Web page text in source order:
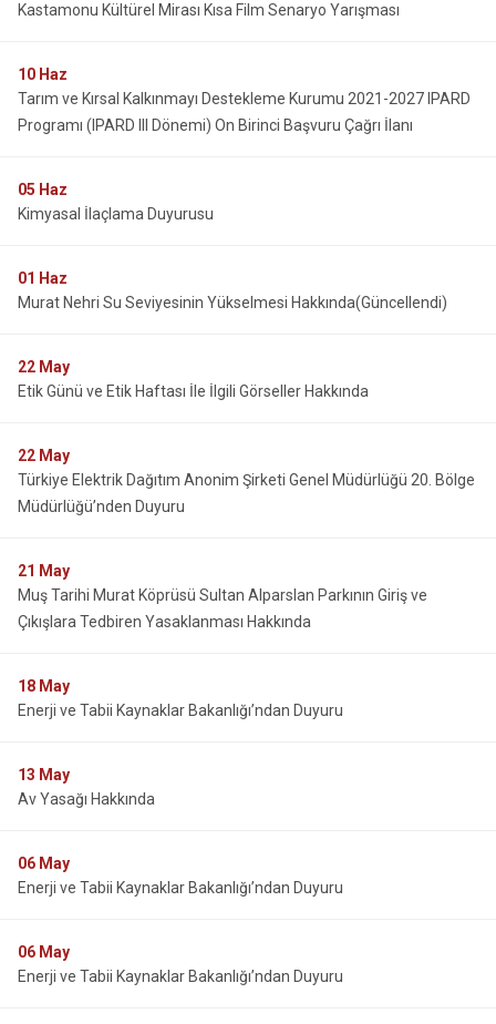
Kastamonu Kültürel Mirası Kısa Film Senaryo Yarışması
10 Haz
Tarım ve Kırsal Kalkınmayı Destekleme Kurumu 2021-2027 IPARD
Programı (IPARD III Dönemi) On Birinci Başvuru Çağrı İlanı
05 Haz
Kimyasal İlaçlama Duyurusu
01 Haz
Murat Nehri Su Seviyesinin Yükselmesi Hakkında(Güncellendi)
22 May
Etik Günü ve Etik Haftası İle İlgili Görseller Hakkında
22 May
Türkiye Elektrik Dağıtım Anonim Şirketi Genel Müdürlüğü 20. Bölge
Müdürlüğü’nden Duyuru
21 May
Muş Tarihi Murat Köprüsü Sultan Alparslan Parkının Giriş ve
Çıkışlara Tedbiren Yasaklanması Hakkında
18 May
Enerji ve Tabii Kaynaklar Bakanlığı’ndan Duyuru
13 May
Av Yasağı Hakkında
06 May
Enerji ve Tabii Kaynaklar Bakanlığı’ndan Duyuru
06 May
Enerji ve Tabii Kaynaklar Bakanlığı’ndan Duyuru